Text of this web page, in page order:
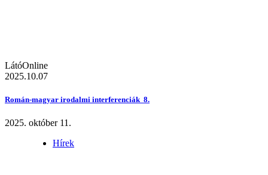
LátóOnline
2025.10.07
Román-magyar irodalmi interferenciák 8.
2025. október 11.
Hírek